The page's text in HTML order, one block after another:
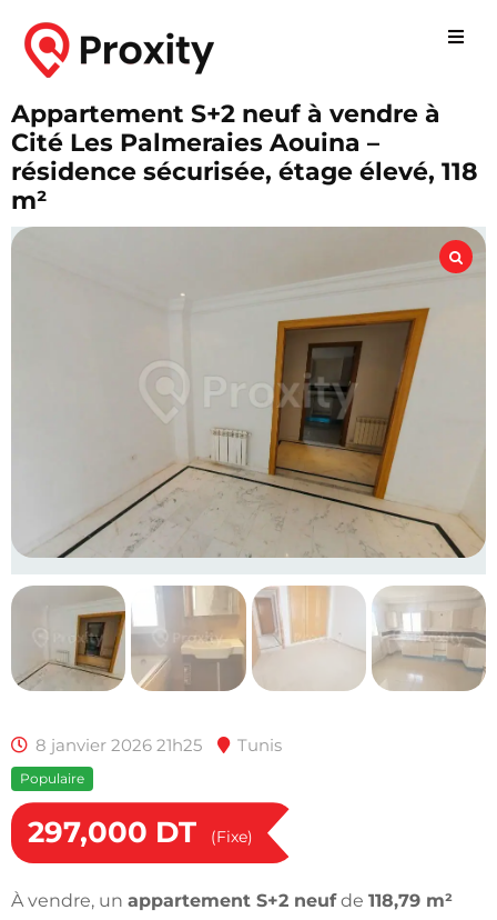
Appartement S+2 neuf à vendre à
Cité Les Palmeraies Aouina –
résidence sécurisée, étage élevé, 118
m²
8 janvier 2026 21h25 Tunis
Populaire
297,000 DT (Fixe)
À vendre, un appartement S+2 neufde 118,79 m²